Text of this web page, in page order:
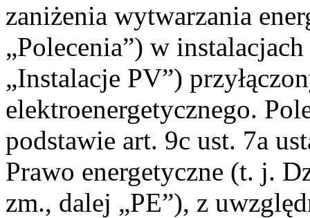
zaniżenia wytwarzania
„Polecenia”) w
„Instalacje PV”)
elektroenergetycznego.
podstawie art. 9c ust. 7a
Prawo energetyczne (t. j.
zm., dalej „PE”), z